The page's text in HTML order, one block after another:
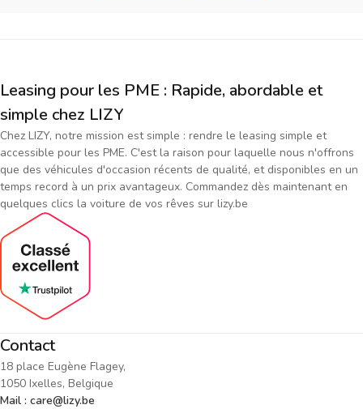
Leasing pour les PME : Rapide, abordable et
simple chez LIZY
Chez LIZY, notre mission est simple : rendre le leasing simple et
accessible pour les PME. C'est la raison pour laquelle nous n'offrons
que des véhicules d'occasion récents de qualité, et disponibles en un
temps record à un prix avantageux. Commandez dès maintenant en
quelques clics la voiture de vos rêves sur lizy.be
Contact
18 place Eugène Flagey,
1050 Ixelles, Belgique
Mail : care@lizy.be